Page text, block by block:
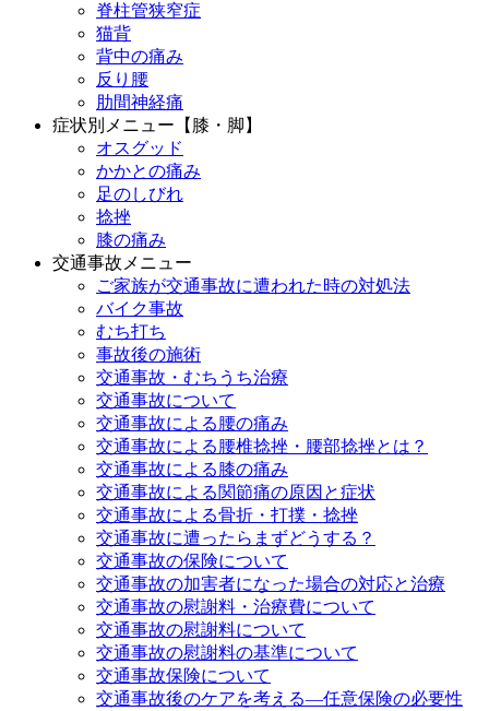
脊柱管狭窄症
猫背
背中の痛み
反り腰
肋間神経痛
症状別メニュー【膝・脚】
オスグッド
かかとの痛み
足のしびれ
捻挫
膝の痛み
交通事故メニュー
ご家族が交通事故に遭われた時の対処法
バイク事故
むち打ち
事故後の施術
交通事故・むちうち治療
交通事故について
交通事故による腰の痛み
交通事故による腰椎捻挫・腰部捻挫とは？
交通事故による膝の痛み
交通事故による関節痛の原因と症状
交通事故による骨折・打撲・捻挫
交通事故に遭ったらまずどうする？
交通事故の保険について
交通事故の加害者になった場合の対応と治療
交通事故の慰謝料・治療費について
交通事故の慰謝料について
交通事故の慰謝料の基準について
交通事故保険について
交通事故後のケアを考える—任意保険の必要性